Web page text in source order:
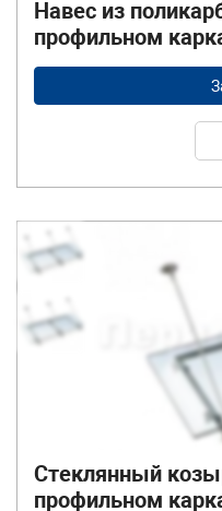
Навес из
профильном
Стеклянный
профильном